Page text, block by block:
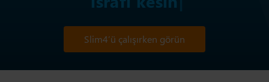
Slim4’ü çalışırken görün